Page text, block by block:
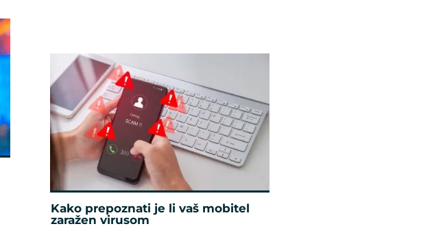
Kako prepoznati je li vaš mobitel
zaražen virusom